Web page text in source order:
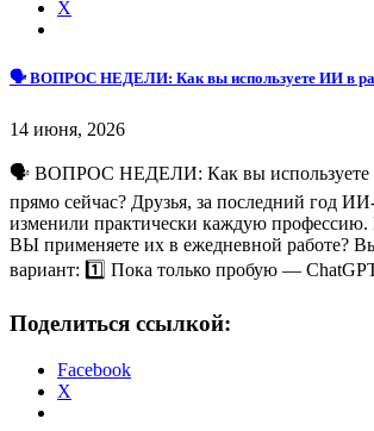
X
🗣 ВОПРОС НЕДЕЛИ: Как вы используете ИИ в
14 июня, 2026
🗣 ВОПРОС НЕДЕЛИ: Как вы используете
прямо сейчас? Друзья, за последний год
изменили практически каждую
ВЫ применяете их в ежедневной работе?
вариант: 1️⃣ Пока только пробую —
Поделиться ссылкой:
Facebook
X